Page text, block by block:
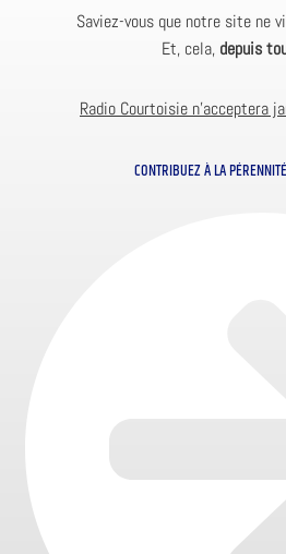
Saviez-vous que notre site ne
Et, cela, depuis
Radio Courtoisie n’acceptera
CONTRIBUEZ À LA